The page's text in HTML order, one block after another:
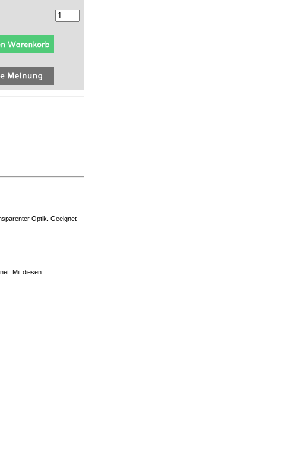
Optik. Geeignet
Mit diesen